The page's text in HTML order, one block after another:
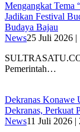
Mengangkat Tema
Jadikan Festival
Budaya Bajau
News25 Juli 2026 |
Pemerintah…
Dekranas Konawe
Dekranas, Perkuat
News11 Juli 2026 |